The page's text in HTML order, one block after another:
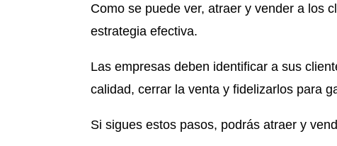
Como se puede ver, atraer y vender a los
estrategia efectiva.
Las empresas deben identificar a sus
calidad, cerrar la venta y fidelizarlos para
Si sigues estos pasos, podrás atraer y